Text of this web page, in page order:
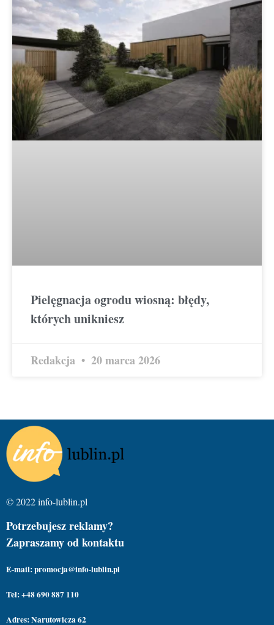
Pielęgnacja ogrodu wiosną: błędy,
których unikniesz
Redakcja 20 marca 2026
© 2022 info-lublin.pl
Potrzebujesz reklamy?
Zapraszamy od kontaktu
E-mail: promocja@info-lublin.pl
Tel: +48 690 887 110
Adres: Narutowicza 62